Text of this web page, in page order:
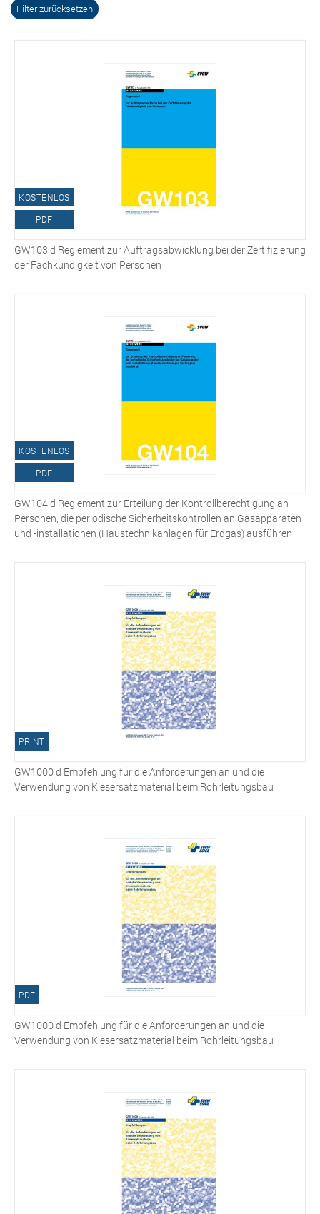
Filter zurücksetzen
KOSTENLOS
PDF
GW103 d Reglement zur Auftragsabwicklung bei der Zertifizierung
der Fachkundigkeit von Personen
KOSTENLOS
PDF
GW104 d Reglement zur Erteilung der Kontrollberechtigung an
Personen, die periodische Sicherheitskontrollen an Gasapparaten
und -installationen (Haustechnikanlagen für Erdgas) ausführen
PRINT
GW1000 d Empfehlung für die Anforderungen an und die
Verwendung von Kiesersatzmaterial beim Rohrleitungsbau
PDF
GW1000 d Empfehlung für die Anforderungen an und die
Verwendung von Kiesersatzmaterial beim Rohrleitungsbau